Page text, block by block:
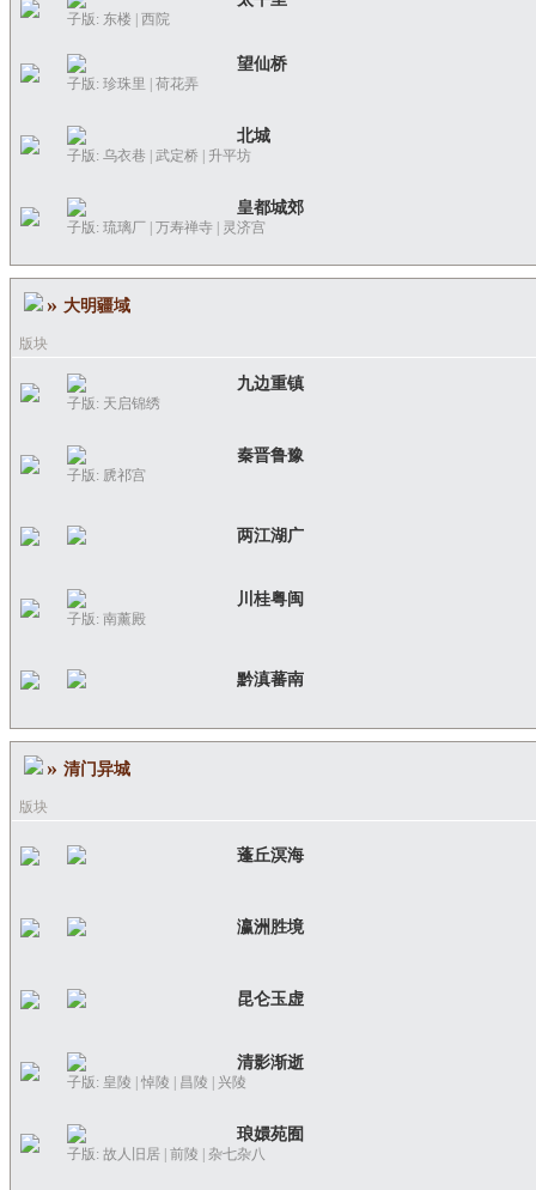
子版: 东楼 |西院
望仙桥
子版: 珍珠里 |荷花弄
北城
子版: 乌衣巷 |武定桥 升平坊
皇都城郊
子版: 琉璃厂 |万寿禅寺 灵济宫
» 大明疆域
版块
九边重镇
子版: 天启锦绣
秦晋鲁豫
子版: 虒祁宫
两江湖广
川桂粤闽
子版: 南薰殿
黔滇蕃南
» 清门异城
版块
蓬丘溟海
瀛洲胜境
昆仑玉虚
清影渐逝
子版: 皇陵 |悼陵 昌陵 兴陵
琅嬛苑囿
子版: 故人旧居 |前陵 杂七杂八